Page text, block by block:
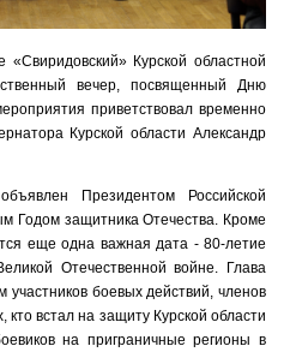
Курской областной
вечер, посвященный Дню
приветствовал временно
Курской области Александр
Президентом Российской
Годом защитника Отечества. Кроме
еще одна важная дата - 80-летие
Отечественной войне. Глава
участников боевых действий, членов
кто встал на защиту Курской области
на приграничные регионы в